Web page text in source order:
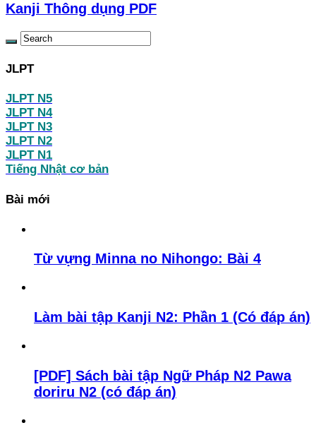
Kanji Thông dụng PDF
JLPT
JLPT N5
JLPT N4
JLPT N3
JLPT N2
JLPT N1
Tiếng Nhật cơ bản
Bài mới
Từ vựng Minna no Nihongo: Bài 4
Làm bài tập Kanji N2: Phần 1 (Có đáp án)
[PDF] Sách bài tập Ngữ Pháp N2 Pawa
doriru N2 (có đáp án)